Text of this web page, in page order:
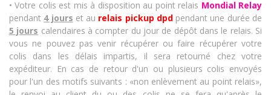
• Votre colis est mis à disposition au point relais Mondial Relay
pendant 4 jours et au relais pickup dpdpendant une durée de
5 jours calendaires à compter du jour de dépôt dans le relais. Si
vous ne pouvez pas venir récupérer ou faire récupérer votre
colis dans les délais impartis, il sera retourné chez votre
expéditeur. En cas de retour d'un ou plusieurs colis envoyés
pour l'un des motifs suivants : «non enlèvement au point relais»,